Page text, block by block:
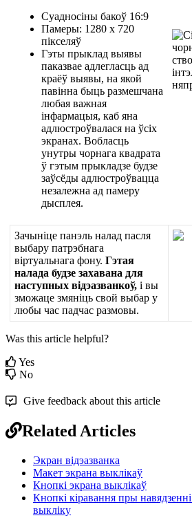
Суадносіны бакоў 16:9
Памеры: 1280 x 720
пікселяў
Гэты прыклад выявы
паказвае адлегласць ад
краёў выявы, на якой
павінна быць размешчана
любая важная
інфармацыя, каб яна
адлюстроўвалася на ўсіх
экранах. Вобласць
унутры чорнага квадрата
ў гэтым прыкладзе будзе
заўсёды адлюстроўвацца
незалежна ад памеру
дысплея.
Зачыніце панэль налад пасля
выбару патрэбнага
віртуальнага фону. Гэтая
налада будзе захавана для
наступных відэазванкоў, і вы
зможаце змяніць свой выбар у
любы час падчас размовы.
Was this article helpful?
Yes
No
Give feedback about this article
Related Articles
Экран відэазванка
Макет экрана выклікаў
Кнопкі экрана выклікаў
Кнопкі кіравання пры
выкліку